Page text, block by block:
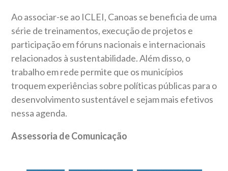
Ao associar-se ao ICLEI, Canoas se beneficia de uma
série de treinamentos, execução de projetos e
participação em fóruns nacionais e internacionais
relacionados à sustentabilidade. Além disso, o
trabalho em rede permite que os municípios
troquem experiências sobre políticas públicas para o
desenvolvimento sustentável e sejam mais efetivos
nessa agenda.
Assessoria de Comunicação